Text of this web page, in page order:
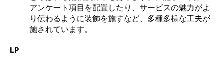
アンケート項目を配置したり、サービスの魅力がよ
り伝わるように装飾を施すなど、多種多様な工夫が
施されています。
LP